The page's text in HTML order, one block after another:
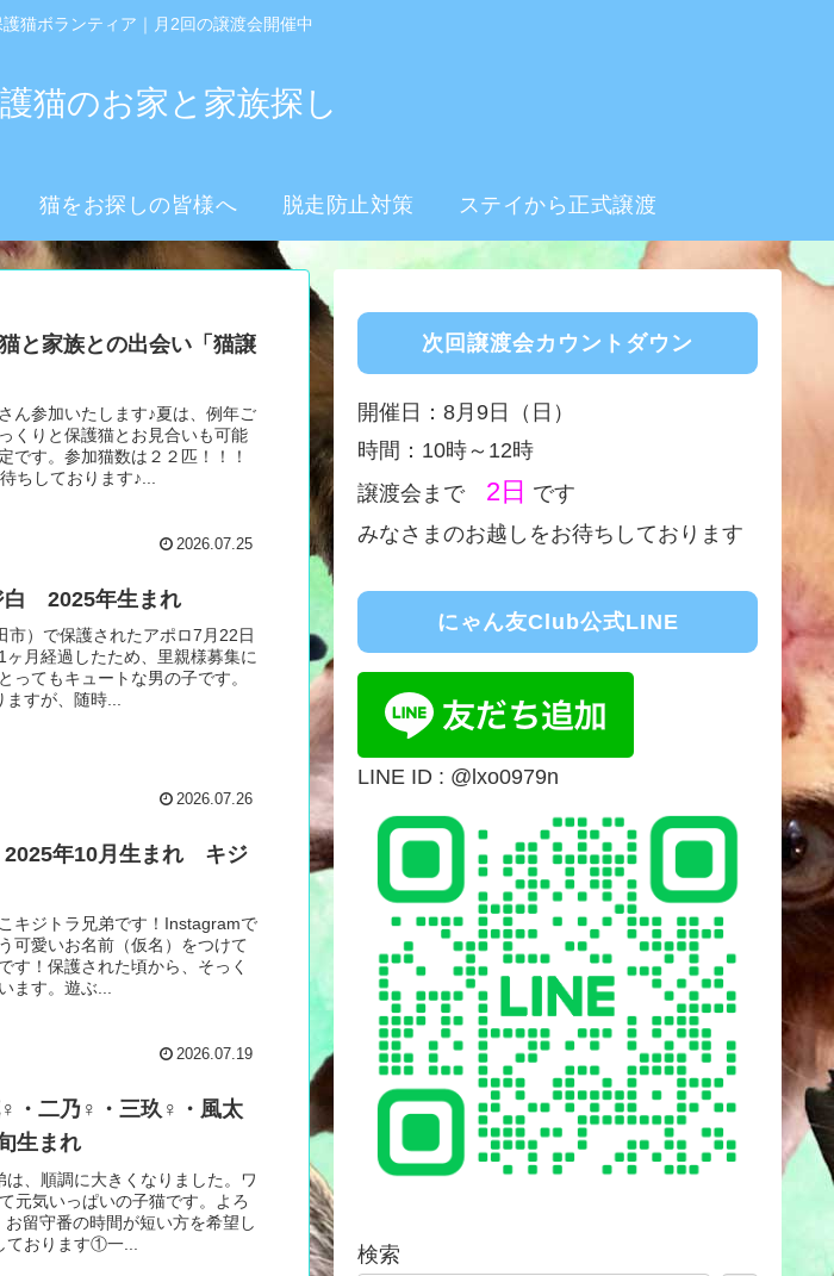
猫ボランティア｜月2回の譲渡会開催中
猫のお家と家族探し
猫をお探しの皆様へ 脱走防止対策 ステイから正式譲渡
と家族との出会い「猫譲
ん参加いたします♪夏は、例年ご
くりと保護猫とお見合いも可能
です。参加猫数は２２匹！！！
ちしております♪...
2026.07.25
2025年生まれ
）で保護されたアポロ7月22日
月経過したため、里親様募集に
ってもキュートな男の子です。
すが、随時...
2026.07.26
年10月生まれ キジ
ジトラ兄弟です！Instagramで
可愛いお名前（仮名）をつけて
す！保護された頃から、そっく
ます。遊ぶ...
2026.07.19
・二乃♀・三玖♀・風太
生まれ
、順調に大きくなりました。ワ
元気いっぱいの子猫です。よろ
留守番の時間が短い方を希望し
ております①一...
次回譲渡会カウントダウン
開催日：8月9日（日）
時間：10時～12時
譲渡会まで 2日 です
みなさまのお越しをお待ちしております
にゃん友Club公式LINE
LINE ID : @lxo0979n
検索